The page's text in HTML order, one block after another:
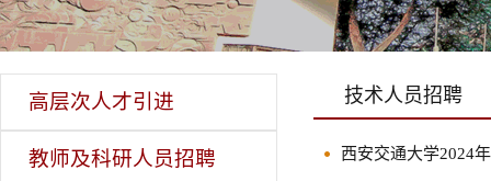
高层次人才引进
教师及科研人员招聘
技术人员招聘
西安交通大学2024